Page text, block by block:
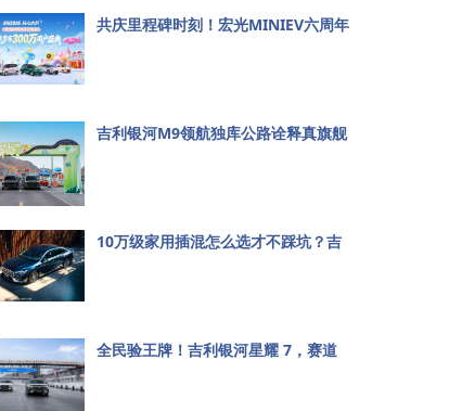
共庆里程碑时刻！宏光MINIEV六周年
吉利银河M9领航独库公路诠释真旗舰
10万级家用插混怎么选才不踩坑？吉
全民验王牌！吉利银河星耀 7，赛道